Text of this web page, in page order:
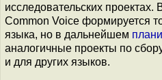
исследовательских
Common Voice формируется
языка, но в дальнейшем
аналогичные проекты по
и для других языков.